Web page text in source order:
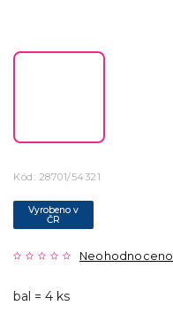
Kód: 28701/54321
Vyrobeno v
ČR
Neohodnoceno
bal = 4 ks